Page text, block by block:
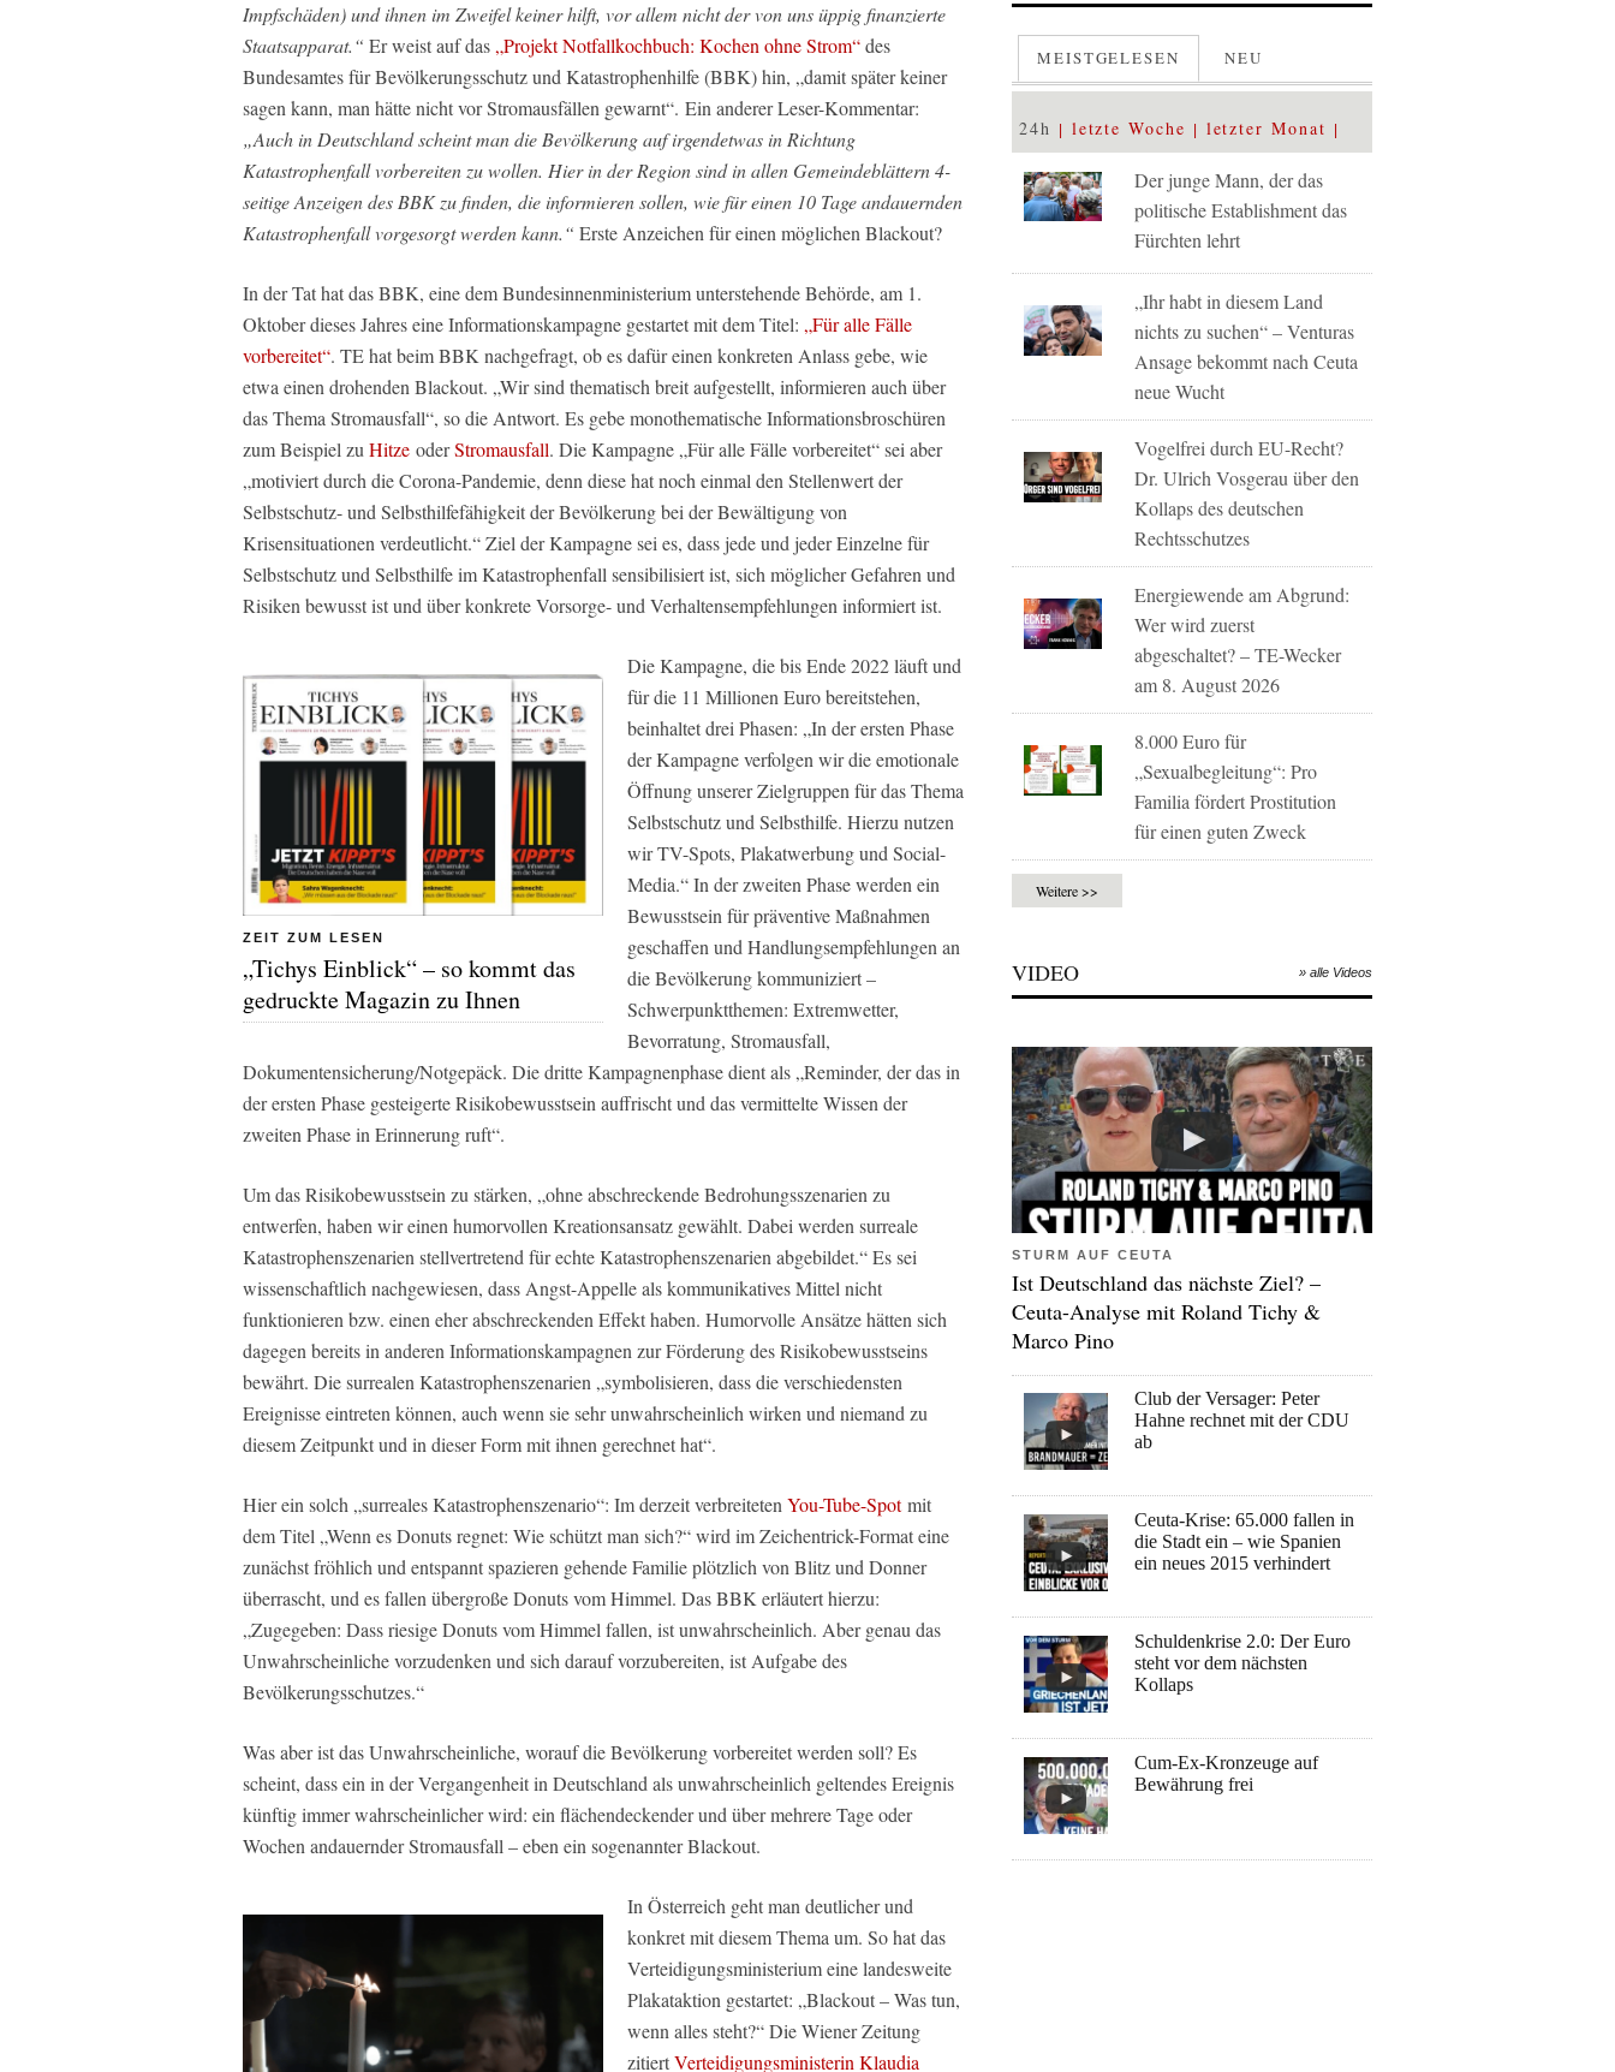
Impfschäden) und ihnen im Zweifel keiner hilft, vor allem nicht der von uns üppig finanzierte
Staatsapparat.“ Er weist auf das„Projekt Notfallkochbuch: Kochen ohne Strom“des
Bundesamtes für Bevölkerungsschutz und Katastrophenhilfe (BBK) hin, „damit später keiner
sagen kann, man hätte nicht vor Stromausfällen gewarnt“. Ein anderer Leser-Kommentar:
„Auch in Deutschland scheint man die Bevölkerung auf irgendetwas in Richtung
Katastrophenfall vorbereiten zu wollen. Hier in der Region sind in allen Gemeindeblättern 4-
seitige Anzeigen des BBK zu finden, die informieren sollen, wie für einen 10 Tage andauernden
Katastrophenfall vorgesorgt werden kann.“ Erste Anzeichen für einen möglichen Blackout?
In der Tat hat das BBK, eine dem Bundesinnenministerium unterstehende Behörde, am 1.
Oktober dieses Jahres eine Informationskampagne gestartet mit dem Titel: „Für alle Fälle
vorbereitet“. TE hat beim BBK nachgefragt, ob es dafür einen konkreten Anlass gebe, wie
etwa einen drohenden Blackout. „Wir sind thematisch breit aufgestellt, informieren auch über
das Thema Stromausfall“, so die Antwort. Es gebe monothematische Informationsbroschüren
zum Beispiel zuHitze oderStromausfall. Die Kampagne „Für alle Fälle vorbereitet“ sei aber
„motiviert durch die Corona-Pandemie, denn diese hat noch einmal den Stellenwert der
Selbstschutz- und Selbsthilfefähigkeit der Bevölkerung bei der Bewältigung von
Krisensituationen verdeutlicht.“ Ziel der Kampagne sei es, dass jede und jeder Einzelne für
Selbstschutz und Selbsthilfe im Katastrophenfall sensibilisiert ist, sich möglicher Gefahren und
Risiken bewusst ist und über konkrete Vorsorge- und Verhaltensempfehlungen informiert ist.
ZEIT ZUM LESEN
„Tichys Einblick“ – so kommt das
gedruckte Magazin zu Ihnen
Die Kampagne, die bis Ende 2022 läuft und
für die 11 Millionen Euro bereitstehen,
beinhaltet drei Phasen: „In der ersten Phase
der Kampagne verfolgen wir die emotionale
Öffnung unserer Zielgruppen für das Thema
Selbstschutz und Selbsthilfe. Hierzu nutzen
wir TV-Spots, Plakatwerbung und Social-
Media.“ In der zweiten Phase werden ein
Bewusstsein für präventive Maßnahmen
geschaffen und Handlungsempfehlungen an
die Bevölkerung kommuniziert –
Schwerpunktthemen: Extremwetter,
Bevorratung, Stromausfall,
Dokumentensicherung/Notgepäck. Die dritte Kampagnenphase dient als „Reminder, der das in
der ersten Phase gesteigerte Risikobewusstsein auffrischt und das vermittelte Wissen der
zweiten Phase in Erinnerung ruft“.
Um das Risikobewusstsein zu stärken, „ohne abschreckende Bedrohungsszenarien zu
entwerfen, haben wir einen humorvollen Kreationsansatz gewählt. Dabei werden surreale
Katastrophenszenarien stellvertretend für echte Katastrophenszenarien abgebildet.“ Es sei
wissenschaftlich nachgewiesen, dass Angst-Appelle als kommunikatives Mittel nicht
funktionieren bzw. einen eher abschreckenden Effekt haben. Humorvolle Ansätze hätten sich
dagegen bereits in anderen Informationskampagnen zur Förderung des Risikobewusstseins
bewährt. Die surrealen Katastrophenszenarien „symbolisieren, dass die verschiedensten
Ereignisse eintreten können, auch wenn sie sehr unwahrscheinlich wirken und niemand zu
diesem Zeitpunkt und in dieser Form mit ihnen gerechnet hat“.
Hier ein solch „surreales Katastrophenszenario“: Im derzeit verbreitetenYou-Tube-Spotmit
dem Titel „Wenn es Donuts regnet: Wie schützt man sich?“ wird im Zeichentrick-Format eine
zunächst fröhlich und entspannt spazieren gehende Familie plötzlich von Blitz und Donner
überrascht, und es fallen übergroße Donuts vom Himmel. Das BBK erläutert hierzu:
„Zugegeben: Dass riesige Donuts vom Himmel fallen, ist unwahrscheinlich. Aber genau das
Unwahrscheinliche vorzudenken und sich darauf vorzubereiten, ist Aufgabe des
Bevölkerungsschutzes.“
Was aber ist das Unwahrscheinliche, worauf die Bevölkerung vorbereitet werden soll? Es
scheint, dass ein in der Vergangenheit in Deutschland als unwahrscheinlich geltendes Ereignis
künftig immer wahrscheinlicher wird: ein flächendeckender und über mehrere Tage oder
Wochen andauernder Stromausfall – eben ein sogenannter Blackout.
In Österreich geht man deutlicher und
konkret mit diesem Thema um. So hat das
Verteidigungsministerium eine landesweite
Plakataktion gestartet: „Blackout – Was tun,
wenn alles steht?“ DieWiener Zeitung
zitiertVerteidigungsministerin Klaudia
MEISTGELESEN NEU
24h letzte Woche letzter Monat
Der junge Mann, der das
politische Establishment das
Fürchten lehrt
„Ihr habt in diesem Land
nichts zu suchen“ – Venturas
Ansage bekommt nach Ceuta
neue Wucht
Vogelfrei durch EU-Recht?
Dr. Ulrich Vosgerau über den
Kollaps des deutschen
Rechtsschutzes
Energiewende am Abgrund:
Wer wird zuerst
abgeschaltet? – TE-Wecker
am 8. August 2026
8.000 Euro für
„Sexualbegleitung“: Pro
Familia fördert Prostitution
für einen guten Zweck
Weitere >>
VIDEO » alle Videos
STURM AUF CEUTA
Ist Deutschland das nächste Ziel? –
Ceuta-Analyse mit Roland Tichy &
Marco Pino
Club der Versager: Peter
Hahne rechnet mit der CDU
ab
Ceuta-Krise: 65.000 fallen in
die Stadt ein – wie Spanien
ein neues 2015 verhindert
Schuldenkrise 2.0: Der Euro
steht vor dem nächsten
Kollaps
Cum-Ex-Kronzeuge auf
Bewährung frei